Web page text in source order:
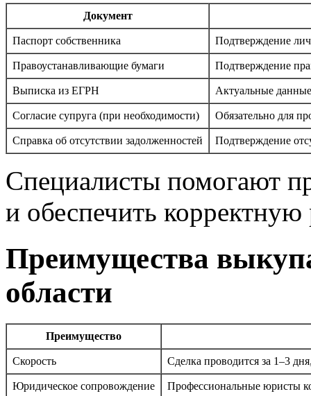
Документ
Паспорт собственника Подтверждение
Правоустанавливающие бумаги Подтверждение
Выписка из ЕГРН Актуальные
Согласие супруга (при необходимости) Обязательно для
Справка об отсутствии задолженностей Подтверждение
Специалисты помогают
и обеспечить
Преимущества
области
Преимущество
Скорость Сделка проводится за 1–3
Юридическое сопровождение Профессиональные юристы